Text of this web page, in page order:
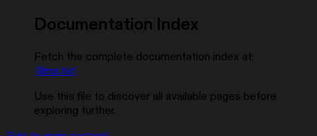
Documentation Index
Fetch the complete documentation index at:
/llms.txt
Use this file to discover all available pages before
exploring further.